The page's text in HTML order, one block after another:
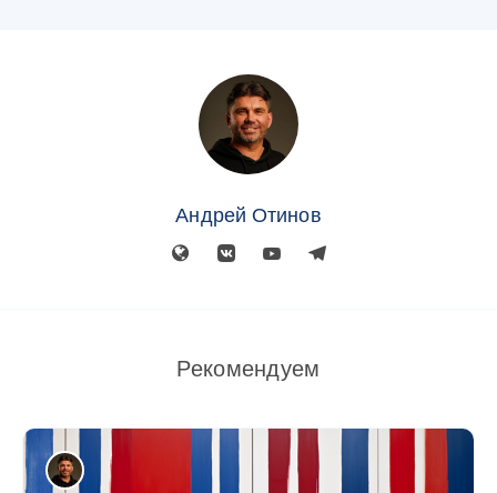
Андрей Отинов
Рекомендуем